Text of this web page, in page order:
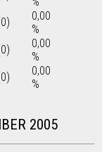
0,00
%
0,00
%
0,00
%
2005